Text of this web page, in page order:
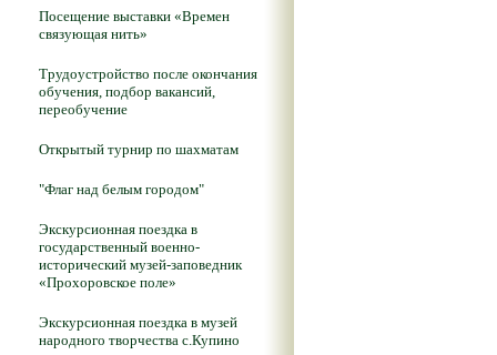
Посещение выставки «Времен
связующая нить»
Трудоустройство после окончания
обучения, подбор вакансий,
переобучение
Открытый турнир по шахматам
"Флаг над белым городом"
Экскурсионная поездка в
государственный военно-
исторический музей-заповедник
«Прохоровское поле»
Экскурсионная поездка в музей
народного творчества с.Купино